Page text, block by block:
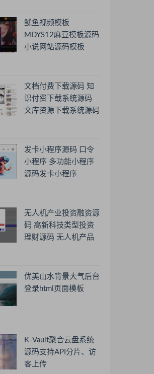
鱿鱼视频模板
MDYS12麻豆模板源码
小说网站源码模板
文档付费下载源码 知
识付费下载系统源码
文库资源下载系统源码
发卡小程序源码 口令
小程序 多功能小程序
源码发卡小程序
无人机产业投资融资源
码 高新科技类型投资
理财源码 无人机产品
优美山水背景大气后台
登录html页面模板
K-Vault聚合云盘系统
源码支持API分片、访
客上传